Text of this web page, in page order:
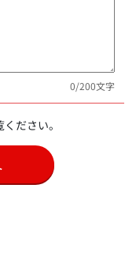
0/200文字
ださい。